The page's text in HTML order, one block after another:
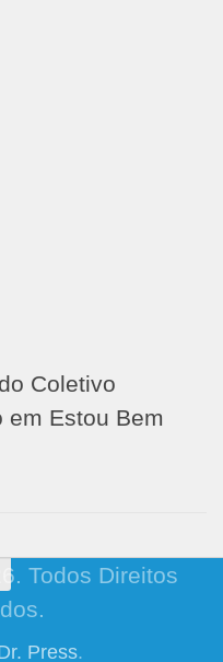
Coletivo
em Estou Bem
Todos Direitos
Press.